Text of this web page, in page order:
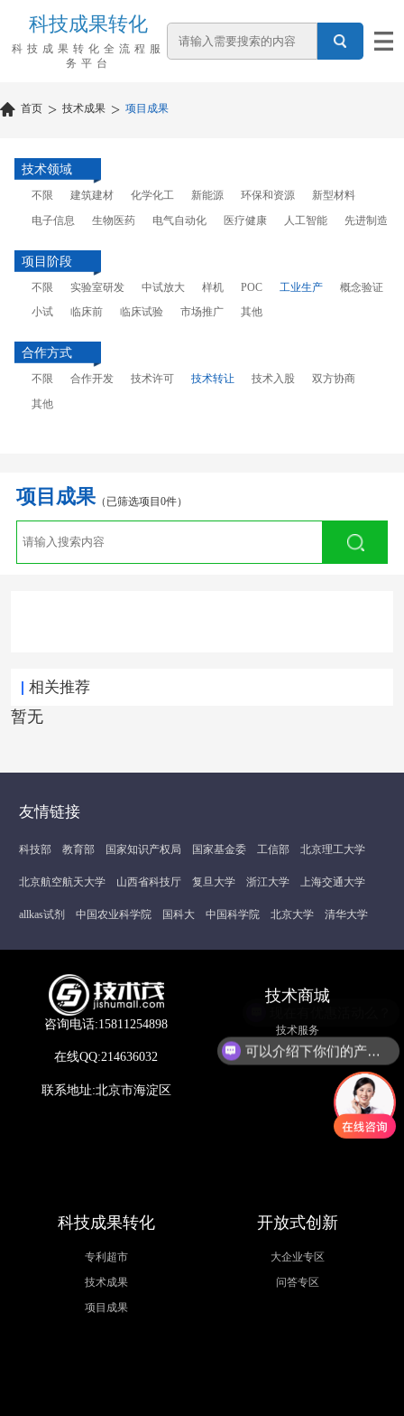
科技成果转化
科技成果转化全流程服
务平台
首页 > 技术成果 > 项目成果
技术领域
不限 建筑建材 化学化工 新能源 环保和资源
新型材料
电子信息
生物医药 电气自动化 医疗健康 人工智能 先进制造
项目阶段
不限 实验室研发 中试放大 样机 POC 工业生产
概念验证
小试
临床前 临床试验 市场推广 其他
合作方式
不限 合作开发 技术许可 技术转让 技术入股
双方协商
其他
项目成果（已筛选项目0件）
相关推荐
暂无
友情链接
科技部 教育部 国家知识产权局 国家基金委 工信部 北京理工大学
北京航空航天大学 山西省科技厅 复旦大学 浙江大学 上海交通大学
allkas试剂 中国农业科学院 国科大 中国科学院 北京大学 清华大学
咨询电话:15811254898
在线QQ:214636032
联系地址:北京市海淀区
技术商城
技术服务
科技成果转化
专利超市
技术成果
项目成果
开放式创新
大企业专区
问答专区
可以介绍下你们的产品么？